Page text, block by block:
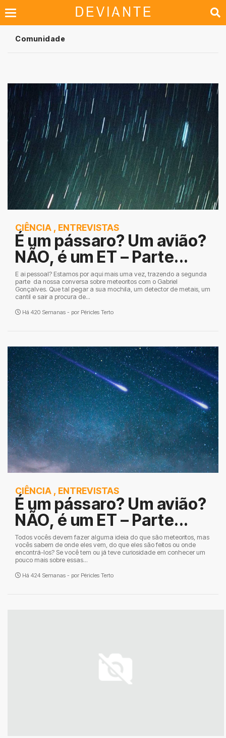
Comunidade
CIÊNCIA , ENTREVISTAS
É um pássaro? Um avião?
NÃO, é um ET – Parte...
E ai pessoal? Estamos por aqui mais uma vez, trazendo a segunda
parte da nossa conversa sobre meteoritos com o Gabriel
Gonçalves. Que tal pegar a sua mochila, um detector de metais, um
cantil e sair a procura de...
Há 420 Semanas - por Péricles Terto
CIÊNCIA , ENTREVISTAS
É um pássaro? Um avião?
NÃO, é um ET – Parte...
Todos vocês devem fazer alguma ideia do que são meteoritos, mas
vocês sabem de onde eles vem, do que eles são feitos ou onde
encontrá-los? Se você tem ou já teve curiosidade em conhecer um
pouco mais sobre essas...
Há 424 Semanas - por Péricles Terto